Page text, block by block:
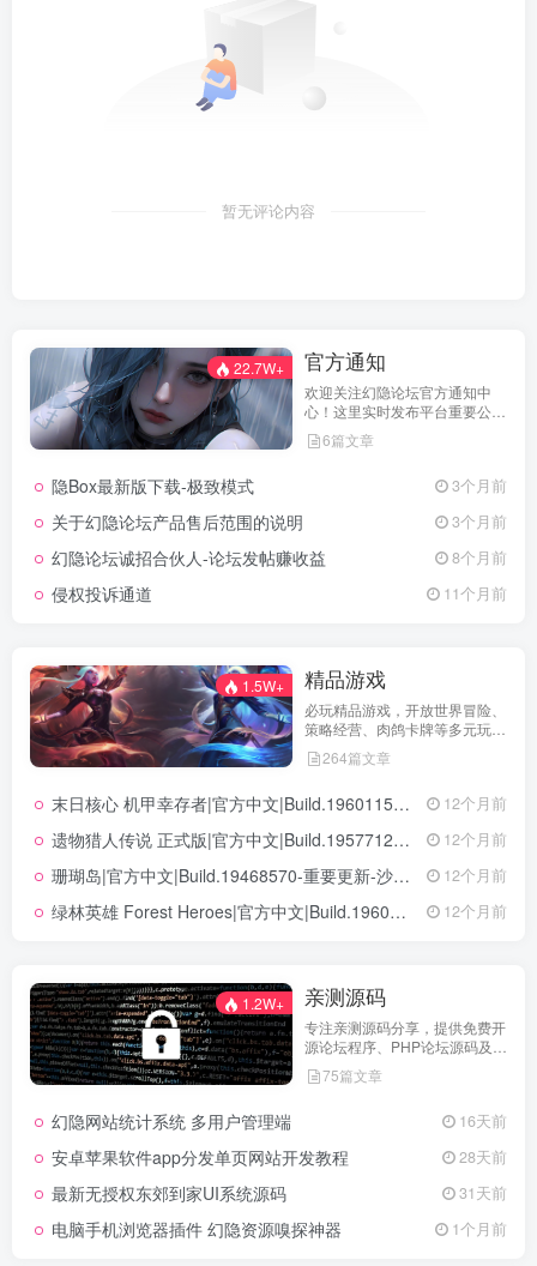
暂无评论内容
22.7W+ 官方通知
欢迎关注幻隐论坛官方通知中
心！这里实时发布平台重要公
告、活动规则、功能更新、安全
提醒及用户权益说明，确保每位
们坚持公开透明，通过权威通知
坛获得更优质、安全的使用体
息！
6篇文章
隐Box最新版下载-极致模式 3个月前
关于幻隐论坛产品售后范围的说明 3个月前
幻隐论坛诚招合伙人-论坛发帖赚收益 8个月前
侵权投诉通道 11个月前
1.5W+ 精品游戏
必玩精品游戏，开放世界冒险、
策略经营、肉鸽卡牌等多元玩
法，满足不同玩家的喜好 。
264篇文章
末日核心 机甲幸存者|官方中文|Build.19601158|解压即撸| 12个月前
遗物猎人传说 正式版|官方中文|Build.19577129+全DLC|解压即撸| 12个月前
珊瑚岛|官方中文|Build.19468570-重要更新-沙盒|解压即撸| 12个月前
绿林英雄 Forest Heroes|官方中文|Build.19609351+全DLC|解压即撸| 12个月前
1.2W+ 亲测源码
专注亲测源码分享，提供免费开
源论坛程序、PHP论坛源码及论
坛搭建解决方案，所有源码均经
实际测试可用，助力快速搭建稳
75篇文章
幻隐网站统计系统 多用户管理端 16天前
安卓苹果软件app分发单页网站开发教程 28天前
最新无授权东郊到家UI系统源码 31天前
电脑手机浏览器插件 幻隐资源嗅探神器 1个月前